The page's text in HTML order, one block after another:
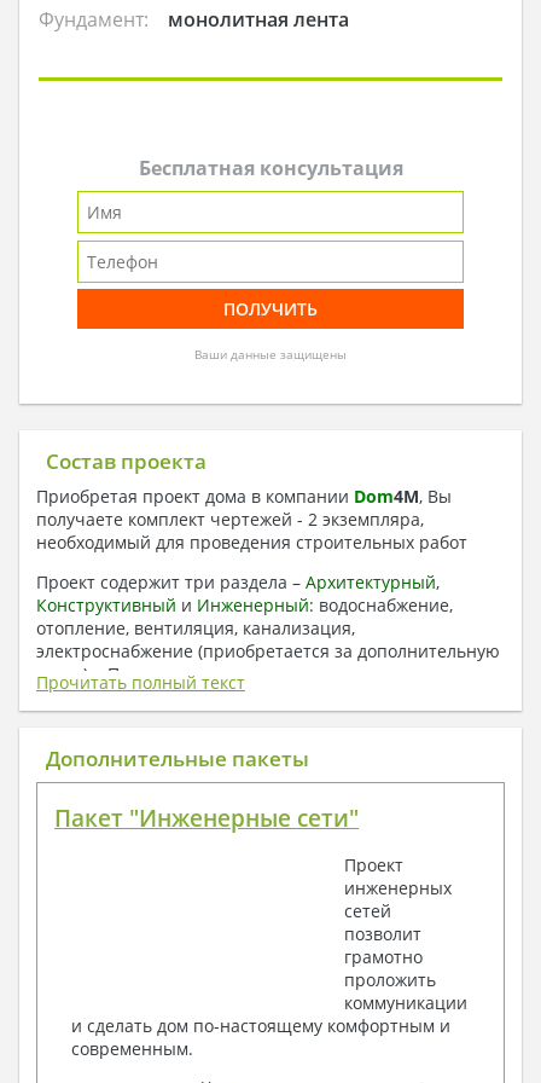
Фундамент: монолитная лента
Бесплатная консультация
Ваши данные защищены
Состав проекта
Приобретая проект дома в компании Dom4M, Вы
получаете комплект чертежей - 2 экземпляра,
необходимый для проведения строительных работ
Проект содержит три раздела – Архитектурный,
Конструктивный и Инженерный: водоснабжение,
отопление, вентиляция, канализация,
электроснабжение (приобретается за дополнительную
плату) + Пояснительная записка.
1. Архитектурный раздел:
Общие данные по проекту
План координационных осей
Поэтажные маркировочные планы с
Разрезы и состав конструкций
Фасады с ведомостью внешних отделок
Элементы проемов – спецификация
Ведомость перемычек – сечения и
Объемы основных строительных материалов
Архитектурные узлы в конструкциях
Прочитать полный текст
Дополнительные пакеты
Пакет "Инженерные сети"
Проект
инженерных
сетей
позволит
грамотно
проложить
коммуникации
и сделать дом по-настоящему комфортным и
современным.